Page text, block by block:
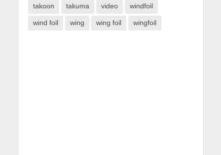
takoon takuma video windfoil
wind foil wing wing foil wingfoil